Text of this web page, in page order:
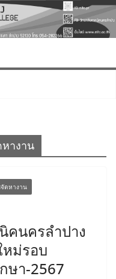
างาน
ดหางาน
คนครลำปาง
หม่รอบ
ษา-2567